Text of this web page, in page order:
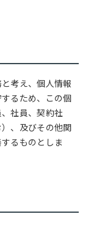
考え、個人情報
るため、この個
社員、契約社
、及びその他関
るものとしま